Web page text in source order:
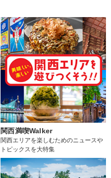
関西満喫Walker
関西エリアを楽しむためのニュースや
トピックスを大特集